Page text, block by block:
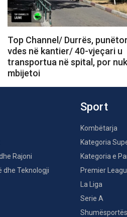
Top Channel/ Durrës,
vdes në kantier/ 40-vjeçari u
transportua në spital, por nuk
mbijetoi
Rajoni
dhe Teknologji
Sport
Kombëtarja
Kategoria
Kategoria e
Premier
La Liga
Serie A